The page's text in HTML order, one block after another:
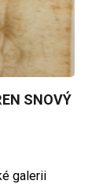
SNOVÝ
galerii